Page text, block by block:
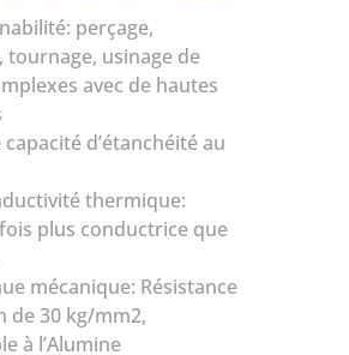
perçage,
tournage, usinage de
avec de hautes
d’étanchéité au
thermique:
plus conductrice que
mécanique: Résistance
de 30 kg/mm2,
à l’Alumine